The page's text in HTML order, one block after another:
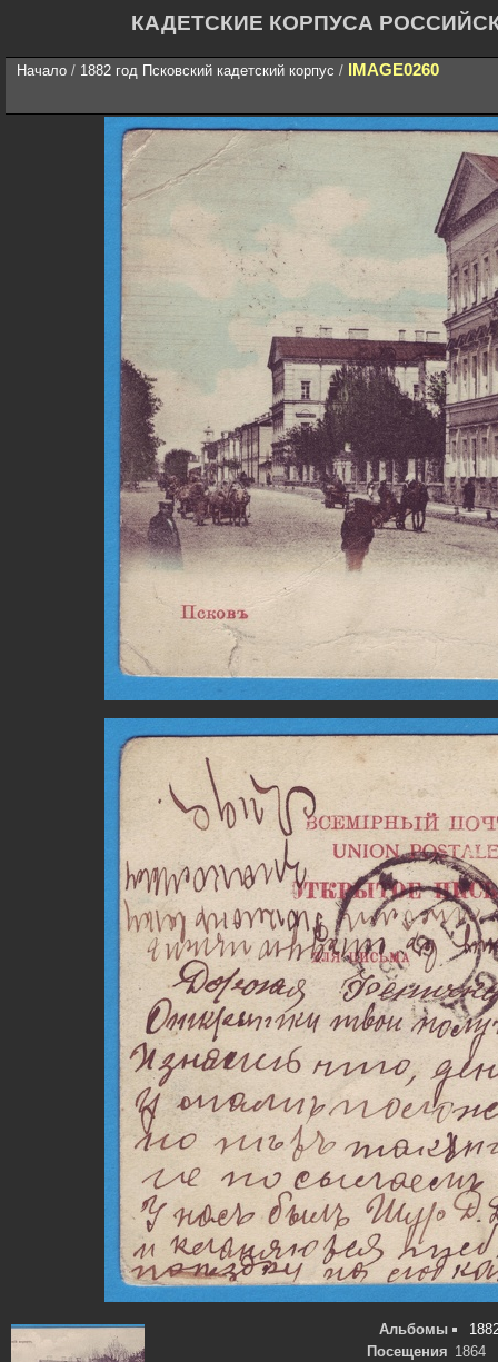
КАДЕТСКИЕ КОРПУСА
Начало / 1882 год Псковский кадетский корпус / IMAGE0260
Альбомы
Посещения 1864